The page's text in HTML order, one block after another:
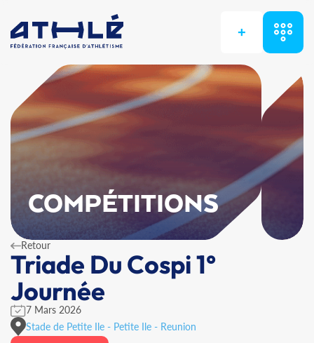
+
COMPÉTITIONS
Retour
Triade Du Cospi 1°
Journée
7 Mars 2026
Stade de Petite Ile - Petite Ile - Reunion